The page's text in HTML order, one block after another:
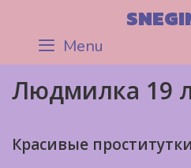
content Menu
Людмилка 19
Красивые